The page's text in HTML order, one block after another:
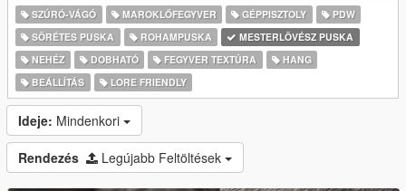
SZÚRÓ-VÁGÓ MAROKLŐFEGYVER GÉPPISZTOLY
PDW
SÖRÉTES PUSKA
ROHAMPUSKA
MESTERLÖVÉSZ PUSKA
NEHÉZ
DOBHATÓ FEGYVER TEXTÚRA
HANG
BEÁLLÍTÁS
LORE FRIENDLY
Ideje: Mindenkori
Rendezés Legújabb Feltöltések